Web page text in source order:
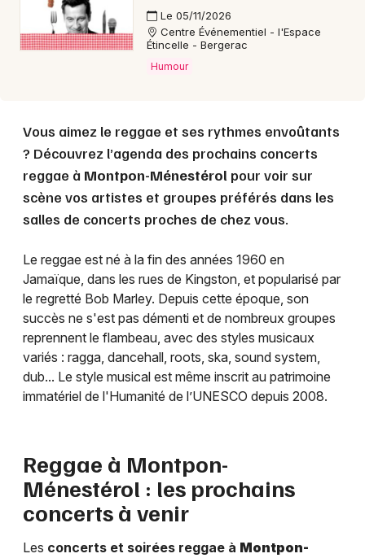
Je m'abonne
Le 05/11/2026
Centre Événementiel - l'Espace
Étincelle - Bergerac
Humour
Vous aimez le reggae et ses rythmes envoûtants
? Découvrez l’agenda des prochains concerts
reggae à Montpon-Ménestérol pour voir sur
scène vos artistes et groupes préférés dans les
salles de concerts proches de chez vous.
Le reggae est né à la fin des années 1960 en
Jamaïque, dans les rues de Kingston, et popularisé par
le regretté Bob Marley. Depuis cette époque, son
succès ne s'est pas démenti et de nombreux groupes
reprennent le flambeau, avec des styles musicaux
variés : ragga, dancehall, roots, ska, sound system,
dub... Le style musical est même inscrit au patrimoine
immatériel de l'Humanité de l’UNESCO depuis 2008.
Reggae à Montpon-
Ménestérol : les prochains
concerts à venir
Les concerts et soirées reggae à Montpon-